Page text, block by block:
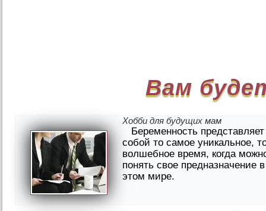
Вам
Хобби для будущих мам
Беременность представляет
собой то самое уникальное,
волшебное время, когда
понять свое предназначение в
этом мире.